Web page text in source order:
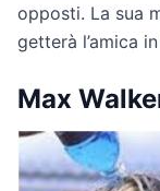
opposti. La sua
getterà l’amica
Max